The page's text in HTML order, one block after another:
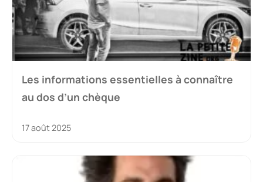
Les informations essentielles à connaître
au dos d’un chèque
17 août 2025